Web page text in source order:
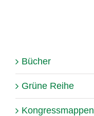
Bücher
Grüne Reihe
Kongressmappen